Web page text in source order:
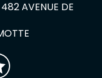
482 AVENUE DE